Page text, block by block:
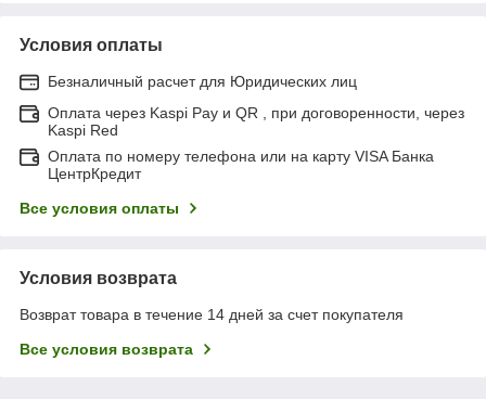
Условия оплаты
Безналичный расчет для Юридических лиц
Оплата через Kaspi Pay и QR , при договоренности, через
Kaspi Red
Оплата по номеру телефона или на карту VISA Банка
ЦентрКредит
Все условия оплаты
Условия возврата
Возврат товара в течение 14 дней за счет покупателя
Все условия возврата